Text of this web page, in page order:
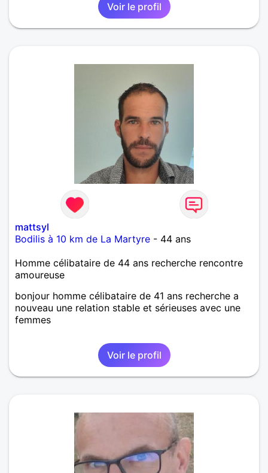
Voir le profil
mattsyl
Bodilis à 10 km de La Martyre - 44 ans
Homme célibataire de 44 ans recherche rencontre
amoureuse
bonjour homme célibataire de 41 ans recherche a
nouveau une relation stable et sérieuses avec une
femmes
Voir le profil